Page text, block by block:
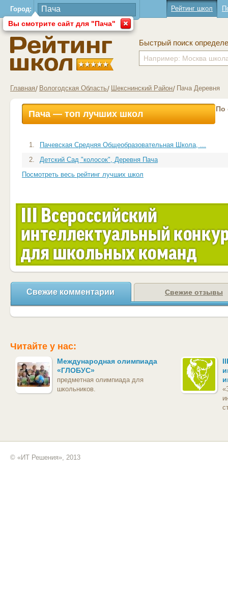
Город:
Вы смотрите сайт для "Пача"
Рейтинг школ
Быстрый поиск
Главная Вологодская Область Шекснинский Район Пача Деревня
Пача — топ лучших школ По
1.
Пачевская Средняя Общеобразовательная Школа, ...
2.
Детский Сад "колосок", Деревня Пача
Посмотреть весь рейтинг лучших школ
Свежие комментарии Свежие отзывы
Читайте у нас:
Международная олимпиада
«ГЛОБУС»
предметная олимпиада для
школьников.
© «ИТ Решения», 2013